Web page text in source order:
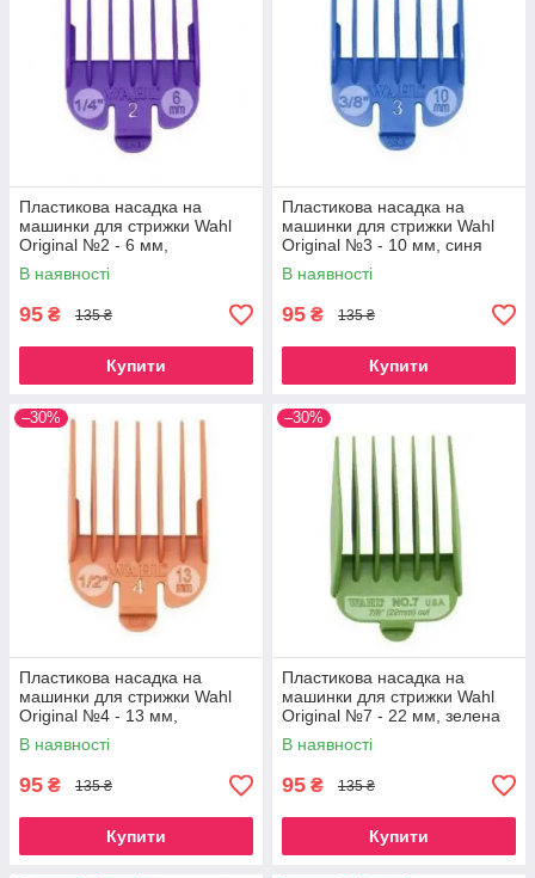
Пластикова насадка на
машинки для стрижки Wahl
Original №2 - 6 мм,
фіолетова
В наявності
95 ₴ 135 ₴
Купити
Пластикова насадка на
машинки для стрижки Wahl
Original №3 - 10 мм, синя
В наявності
95 ₴ 135 ₴
Купити
–30%
Пластикова насадка на
машинки для стрижки Wahl
Original №4 - 13 мм,
помаранчева
В наявності
95 ₴ 135 ₴
Купити
–30%
Пластикова насадка на
машинки для стрижки Wahl
Original №7 - 22 мм, зелена
В наявності
95 ₴ 135 ₴
Купити